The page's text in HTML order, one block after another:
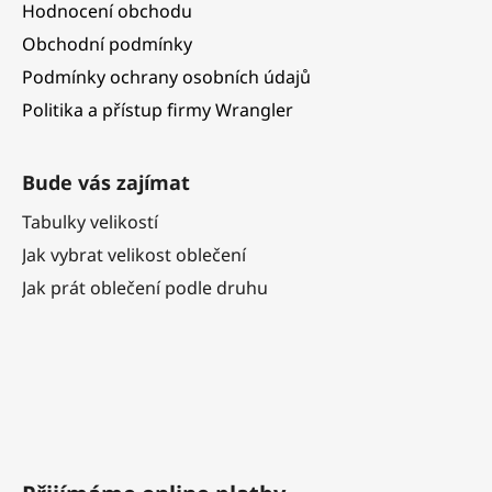
Hodnocení obchodu
Obchodní podmínky
Podmínky ochrany osobních údajů
Politika a přístup firmy Wrangler
Bude vás zajímat
Tabulky velikostí
Jak vybrat velikost oblečení
Jak prát oblečení podle druhu